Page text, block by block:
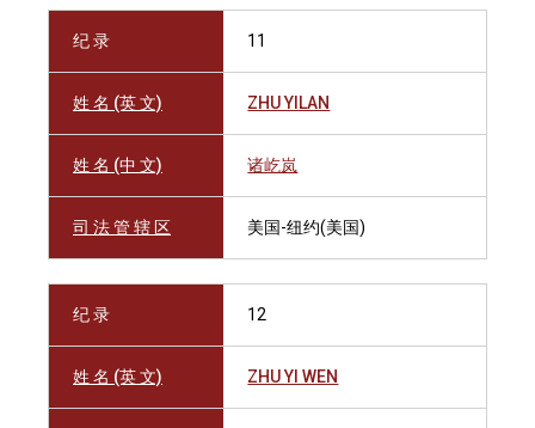
纪 录 11
姓 名 (英 文) ZHU YILAN
姓 名 (中 文) 诸屹岚
司 法 管 辖 区 美国-纽约(美国)
纪 录 12
姓 名 (英 文) ZHU YI WEN